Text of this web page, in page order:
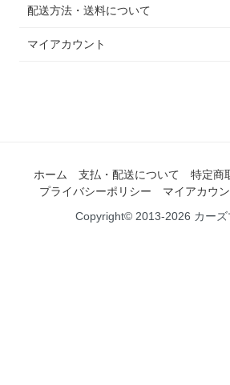
配送方法・送料について
マイアカウント
ホーム 支払・配送について
特定商
プライバシーポリシー
マイアカウ
Copyright© 2013-2026 カーズ